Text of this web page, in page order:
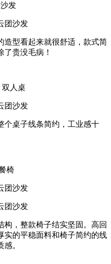
发
造型看起来就很舒适，款式简
贵没毛病！
双人桌
个桌子线条简约，工业感十
椅
，整款椅子结实坚固。高回
实的平稳面料和椅子简约的线
。